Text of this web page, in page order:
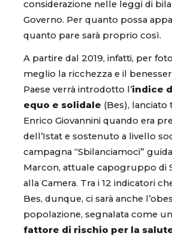
considerazione nelle leggi di
Governo. Per quanto possa
quanto pare sarà proprio così.
A partire dal 2019, infatti, per
meglio la ricchezza e il
Paese verrà introdotto l’indice
equo e solidale (Bes), lanciato
Enrico Giovannini quando era
dell’Istat e sostenuto a livello
campagna “Sbilanciamoci”
Marcon, attuale capogruppo di
alla Camera. Tra i 12 indicatori
Bes, dunque, ci sarà anche
popolazione, segnalata come un
fattore di rischio per la